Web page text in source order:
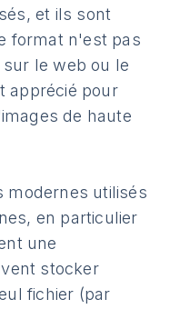
et ils sont
format n'est pas
le web ou le
apprécié pour
de haute
modernes utilisés
en particulier
une
stocker
fichier (par